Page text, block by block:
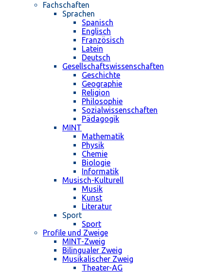
Fachschaften
Sprachen
Spanisch
Englisch
Französisch
Latein
Deutsch
Gesellschaftswissenschaften
Geschichte
Geographie
Religion
Philosophie
Sozialwissenschaften
Pädagogik
MINT
Mathematik
Physik
Chemie
Biologie
Informatik
Musisch-Kulturell
Musik
Kunst
Literatur
Sport
Sport
Profile und Zweige
MINT-Zweig
Bilingualer Zweig
Musikalischer Zweig
Theater-AG